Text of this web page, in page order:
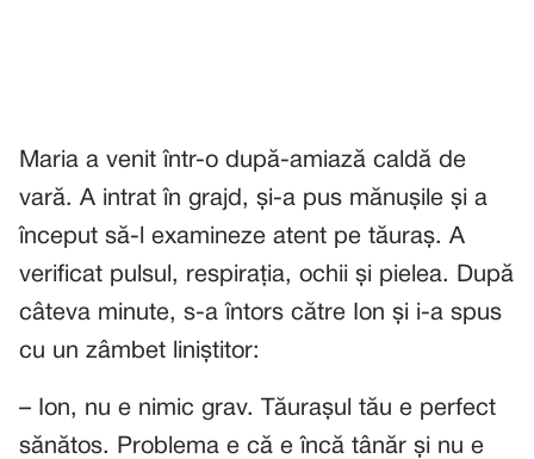
Maria a venit într-o după-amiază caldă de
vară. A intrat în grajd, și-a pus mănușile și a
început să-l examineze atent pe tăuraș. A
verificat pulsul, respirația, ochii și pielea. După
câteva minute, s-a întors către Ion și i-a spus
cu un zâmbet liniștitor:
– Ion, nu e nimic grav. Tăurașul tău e perfect
sănătos. Problema e că e încă tânăr și nu e